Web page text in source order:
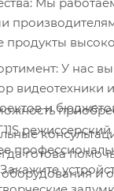
продукты
У нас
видеотехники и
и
готова
и